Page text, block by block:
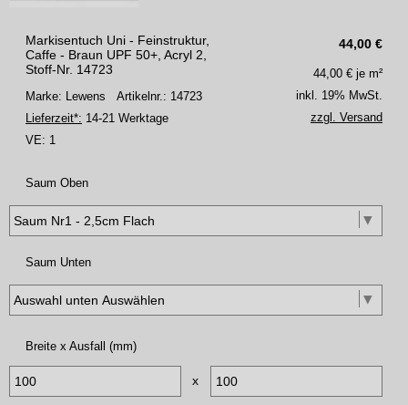
44,00 €
Markisentuch Uni - Feinstruktur,
Caffe - Braun UPF 50+, Acryl 2,
Stoff-Nr. 14723
Marke: Lewens Artikelnr.: 14723
Lieferzeit*: 14-21 Werktage
VE: 1
44,00 € je m²
inkl. 19% MwSt.
zzgl. Versand
Saum Oben
Saum Unten
Breite x Ausfall (mm)
x